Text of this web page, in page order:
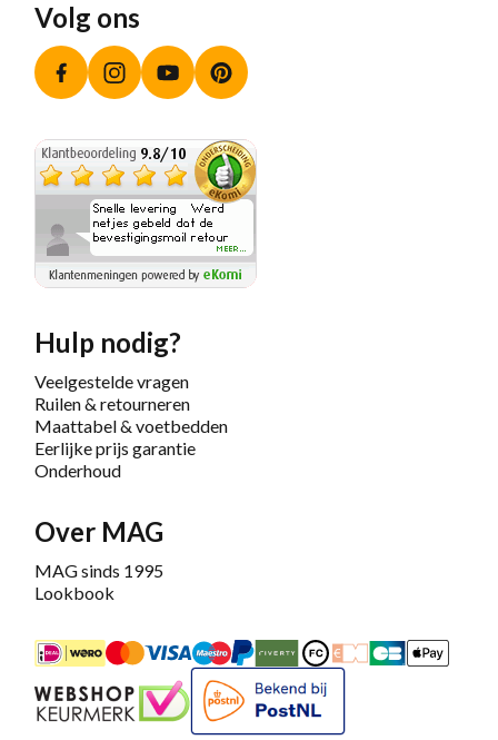
Volg ons
FacebookInstagramYouTube
Hulp nodig?
Veelgestelde vragen
Ruilen & retourneren
Maattabel & voetbedden
Eerlijke prijs garantie
Onderhoud
Over MAG
MAG sinds 1995
Lookbook
iDEALMastercardBancontact
Maestro
PayPalRiverty/Afterpay
FashionCheque
Overboeking
CarteApple
Keurmerk